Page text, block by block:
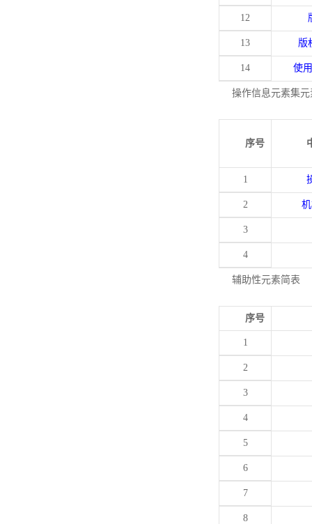
12
13 版
14 使
操作信息元素集
序号
1
2
3
4
辅助性元素简表
序号
1
2
3
4
5
6
7
8